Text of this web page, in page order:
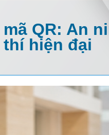
QR: An
thí hiện đại